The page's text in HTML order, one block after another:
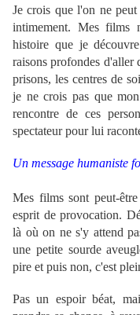
Je crois que l'on ne
intimement. Mes films
histoire que je
raisons profondes d'aller
prisons, les centres de
je ne crois pas que
rencontre de ces
spectateur pour lui
Un message humaniste
Mes films sont peut-être
esprit de provocation.
là où on ne s'y attend
une petite sourde
pire et puis non, c'est
Pas un espoir béat,